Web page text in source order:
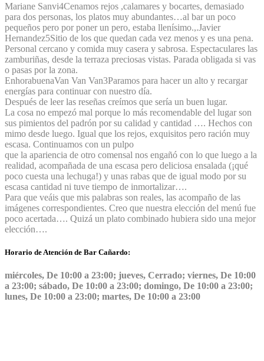
Mariane Sanvi4Cenamos rejos ,calamares y bocartes, demasiado
para dos personas, los platos muy abundantes…al bar un poco
pequeños pero por poner un pero, estaba llenísimo.,.Javier
Hernandez5Sitio de los que quedan cada vez menos y es una pena.
Personal cercano y comida muy casera y sabrosa. Espectaculares las
zamburiñas, desde la terraza preciosas vistas. Parada obligada si vas
o pasas por la zona.
EnhorabuenaVan Van Van3Paramos para hacer un alto y recargar
energías para continuar con nuestro día.
Después de leer las reseñas creímos que sería un buen lugar.
La cosa no empezó mal porque lo más recomendable del lugar son
sus pimientos del padrón por su calidad y cantidad …. Hechos con
mimo desde luego. Igual que los rejos, exquisitos pero ración muy
escasa. Continuamos con un pulpo
que la apariencia de otro comensal nos engañó con lo que luego a la
realidad, acompañada de una escasa pero deliciosa ensalada (¡qué
poco cuesta una lechuga!) y unas rabas que de igual modo por su
escasa cantidad ni tuve tiempo de inmortalizar….
Para que veáis que mis palabras son reales, las acompaño de las
imágenes correspondientes. Creo que nuestra elección del menú fue
poco acertada…. Quizá un plato combinado hubiera sido una mejor
elección….
Horario de Atención de Bar Cañardo:
miércoles, De 10:00 a 23:00; jueves, Cerrado; viernes, De 10:00
a 23:00; sábado, De 10:00 a 23:00; domingo, De 10:00 a 23:00;
lunes, De 10:00 a 23:00; martes, De 10:00 a 23:00